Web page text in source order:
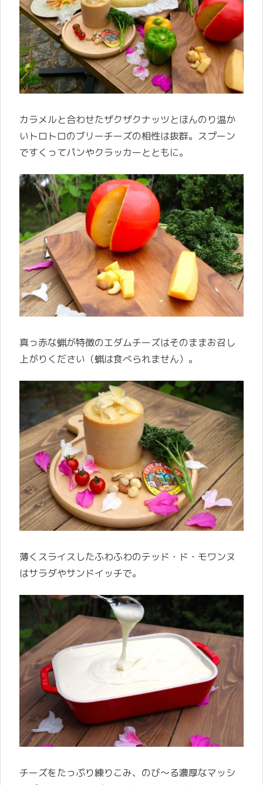
カラメルと合わせたザクザクナッツとほんのり温か
いトロトロのブリーチーズの相性は抜群。スプーン
ですくってパンやクラッカーとともに。
真っ赤な蝋が特徴のエダムチーズはそのままお召し
上がりください（蝋は食べられません）。
薄くスライスしたふわふわのテッド・ド・モワンヌ
はサラダやサンドイッチで。
チーズをたっぷり練りこみ、のび～る濃厚なマッシ